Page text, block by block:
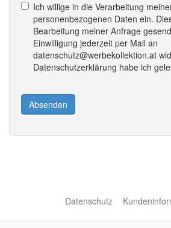
Ich willige in die Verarbeitung
personenbezogenen Daten ein.
Bearbeitung meiner Anfrage
Einwilligung jederzeit per Mail an
datenschutz@werbekollektion.at
Datenschutzerklärung habe ich
Absenden
Datenschutz